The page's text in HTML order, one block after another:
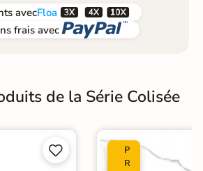
avecFloa  
frais avec 
de la Série Colisée


P
R